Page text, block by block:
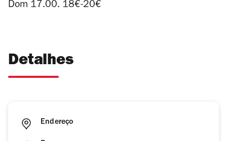
Dom 17.00. 18€-20€
Detalhes
Endereço